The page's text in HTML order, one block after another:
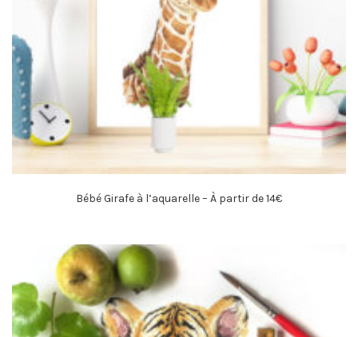
Bébé Girafe à l’aquarelle – À partir de 14€